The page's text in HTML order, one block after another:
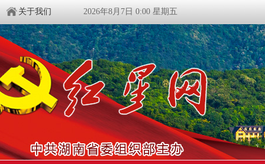
关于我们 2026年8月7日 0:00 星期五